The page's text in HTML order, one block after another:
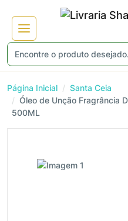
Página Inicial
Santa Ceia
Óleo de Unção Fragrância
500ML